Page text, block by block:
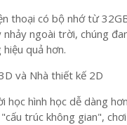
thoại có bộ nhớ từ
ngoài trời, chúng
quả hơn.
và Nhà thiết kế 2D
hình học dễ dàng
trúc không gian",